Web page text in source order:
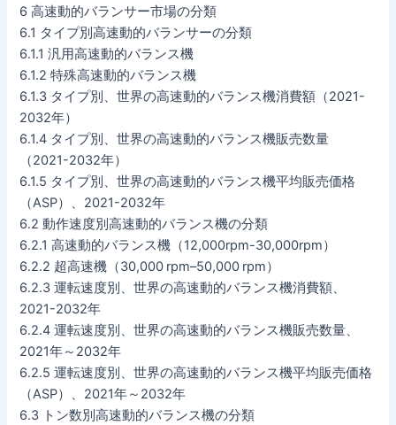
6 高速動的バランサー市場の分類
6.1 タイプ別高速動的バランサーの分類
6.1.1 汎用高速動的バランス機
6.1.2 特殊高速動的バランス機
6.1.3 タイプ別、世界の高速動的バランス機消費額（2021-
2032年）
6.1.4 タイプ別、世界の高速動的バランス機販売数量
（2021-2032年）
6.1.5 タイプ別、世界の高速動的バランス機平均販売価格
（ASP）、2021-2032年
6.2 動作速度別高速動的バランス機の分類
6.2.1 高速動的バランス機（12,000rpm-30,000rpm）
6.2.2 超高速機（30,000 rpm–50,000 rpm）
6.2.3 運転速度別、世界の高速動的バランス機消費額、
2021-2032年
6.2.4 運転速度別、世界の高速動的バランス機販売数量、
2021年～2032年
6.2.5 運転速度別、世界の高速動的バランス機平均販売価格
（ASP）、2021年～2032年
6.3 トン数別高速動的バランス機の分類